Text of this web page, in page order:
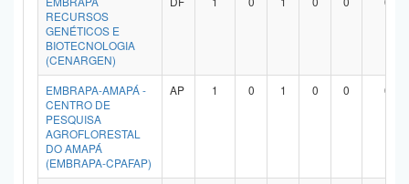
RECURSOS
GENÉTICOS E
BIOTECNOLOGIA
(CENARGEN)
EMBRAPA-AMAPÁ -
CENTRO DE
PESQUISA
AGROFLORESTAL
DO AMAPÁ
(EMBRAPA-CPAFAP)
AP 1 0 1 0 0 0